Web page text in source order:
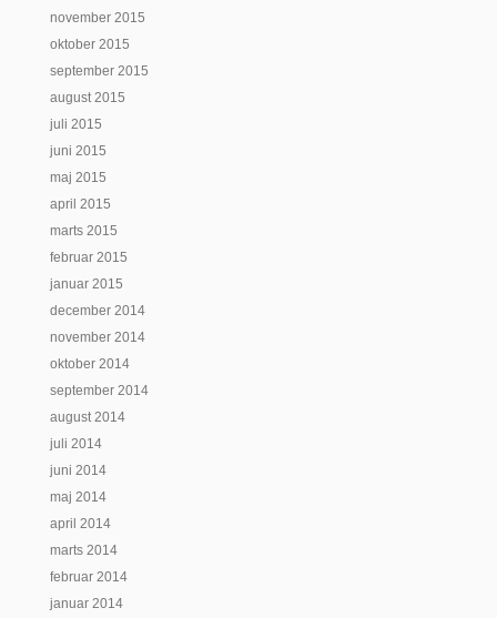
november 2015
oktober 2015
september 2015
august 2015
juli 2015
juni 2015
maj 2015
april 2015
marts 2015
februar 2015
januar 2015
december 2014
november 2014
oktober 2014
september 2014
august 2014
juli 2014
juni 2014
maj 2014
april 2014
marts 2014
februar 2014
januar 2014